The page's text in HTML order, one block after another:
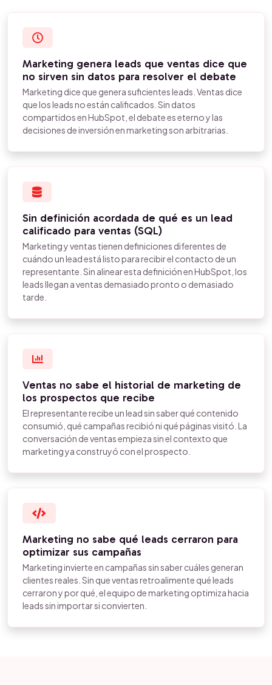
Marketing genera leads que ventas dice que
no sirven sin datos para resolver el debate
Marketing dice que genera suficientes leads. Ventas dice
que los leads no están calificados. Sin datos
compartidos en HubSpot, el debate es eterno y las
decisiones de inversión en marketing son arbitrarias.
Sin definición acordada de qué es un lead
calificado para ventas (SQL)
Marketing y ventas tienen definiciones diferentes de
cuándo un lead está listo para recibir el contacto de un
representante. Sin alinear esta definición en HubSpot, los
leads llegan a ventas demasiado pronto o demasiado
tarde.
Ventas no sabe el historial de marketing de
los prospectos que recibe
El representante recibe un lead sin saber qué contenido
consumió, qué campañas recibió ni qué páginas visitó. La
conversación de ventas empieza sin el contexto que
marketing ya construyó con el prospecto.
Marketing no sabe qué leads cerraron para
optimizar sus campañas
Marketing invierte en campañas sin saber cuáles generan
clientes reales. Sin que ventas retroalimente qué leads
cerraron y por qué, el equipo de marketing optimiza hacia
leads sin importar si convierten.